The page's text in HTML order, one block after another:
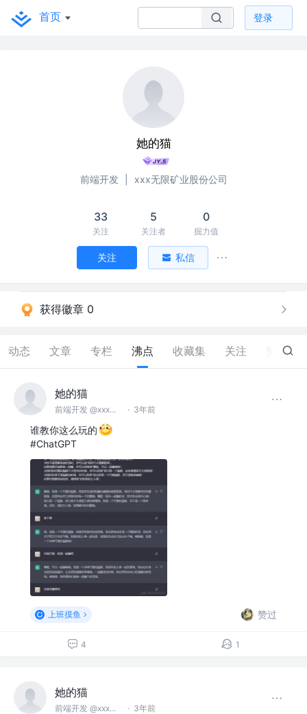
首页 登录
她的猫
前端开发 xxx无限矿业股份公司
33
关注
5
关注者
0
掘力值
关注 私信
获得徽章 0
动态 文章 专栏 沸点 收藏集 关注 194
她的猫
前端开发 @xxx无限矿业股份公司 · 3年前
谁教你这么玩的
#ChatGPT
上班摸鱼 赞过
4 1
她的猫
前端开发 @xxx无限矿业股份公司 · 3年前